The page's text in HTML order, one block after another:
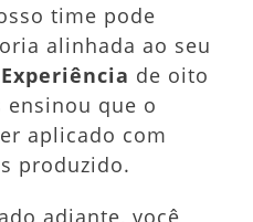
time pode
alinhada ao seu
Experiência de oito
ensinou que o
aplicado com
produzido.
adiante, você